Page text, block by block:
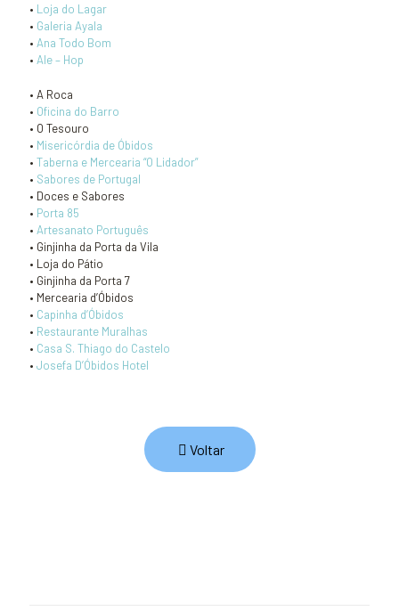
• Loja do Lagar
• Galeria Ayala
• Ana Todo Bom
• Ale – Hop
• A Roca
• Oficina do Barro
• O Tesouro
• Misericórdia de Óbidos
• Taberna e Mercearia “O Lidador”
• Sabores de Portugal
• Doces e Sabores
• Porta 85
• Artesanato Português
• Ginjinha da Porta da Vila
• Loja do Pátio
• Ginjinha da Porta 7
• Mercearia d’Óbidos
• Capinha d’Óbidos
• Restaurante Muralhas
• Casa S. Thiago do Castelo
• Josefa D’Óbidos Hotel
Voltar